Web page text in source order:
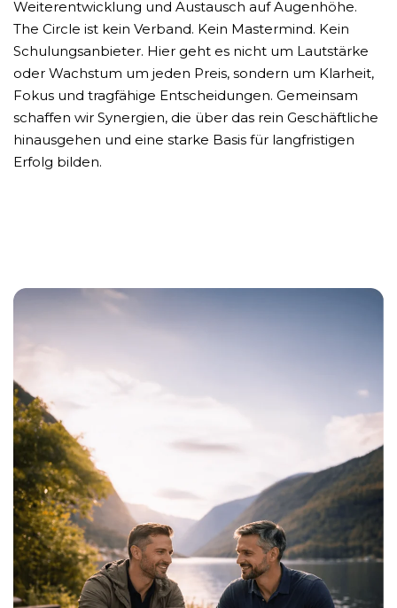
Weiterentwicklung und Austausch auf Augenhöhe.
The Circle ist kein Verband. Kein Mastermind. Kein
Schulungsanbieter. Hier geht es nicht um Lautstärke
oder Wachstum um jeden Preis, sondern um Klarheit,
Fokus und tragfähige Entscheidungen. Gemeinsam
schaffen wir Synergien, die über das rein Geschäftliche
hinausgehen und eine starke Basis für langfristigen
Erfolg bilden.